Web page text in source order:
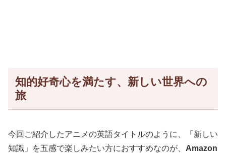
知的好奇心を満たす、新しい世界への
旅
今回ご紹介したアニメの英語タイトルのように、「新しい
知識」を五感で楽しみたい方におすすめなのが、 Amazon